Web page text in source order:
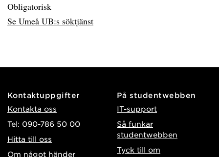
Obligatorisk
Se Umeå UB:s söktjänst
Kontaktuppgifter
Kontakta oss
Tel: 090-786 50 00
Hitta till oss
Om något händer
På studentwebben
IT-support
Så funkar
studentwebben
Tyck till om